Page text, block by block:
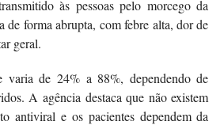
às pessoas pelo morcego da
de forma abrupta, com febre alta, dor de
geral.
varia de 24% a 88%, dependendo de
A agência destaca que não existem
antiviral e os pacientes dependem da